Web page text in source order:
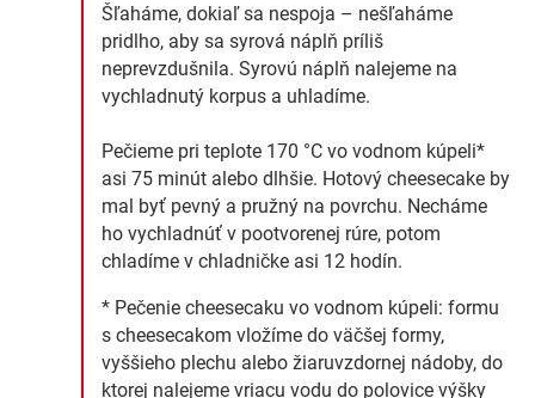
Šľaháme, dokiaľ sa nespoja – nešľaháme
pridlho, aby sa syrová náplň príliš
neprevzdušnila. Syrovú náplň nalejeme na
vychladnutý korpus a uhladíme.
Pečieme pri teplote 170 °C vo vodnom kúpeli*
asi 75 minút alebo dlhšie. Hotový cheesecake by
mal byť pevný a pružný na povrchu. Necháme
ho vychladnúť v pootvorenej rúre, potom
chladíme v chladničke asi 12 hodín.
* Pečenie cheesecaku vo vodnom kúpeli: formu
s cheesecakom vložíme do väčšej formy,
vyššieho plechu alebo žiaruvzdornej nádoby, do
ktorej nalejeme vriacu vodu do polovice výšky